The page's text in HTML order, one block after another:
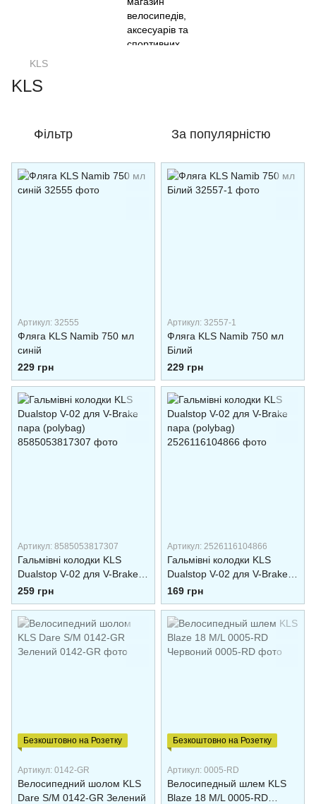
KLS
KLS
Фільтр За популярністю
Артикул: 32555
Фляга KLS Namib 750 мл
синій
229 грн
Артикул: 32557-1
Фляга KLS Namib 750 мл
Білий
229 грн
Артикул: 8585053817307
Гальмівні колодки KLS
Dualstop V-02 для V-Brake
пара (polybag)
259 грн
Артикул: 2526116104866
Гальмівні колодки KLS
Dualstop V-02 для V-Brake
пара (polybag)
169 грн
Безкоштовно на Розетку
Артикул: 0142-GR
Велосипедний шолом KLS
Dare S/M 0142-GR Зелений
Безкоштовно на Розетку
Артикул: 0005-RD
Велоcипедный шлем KLS
Blaze 18 M/L 0005-RD